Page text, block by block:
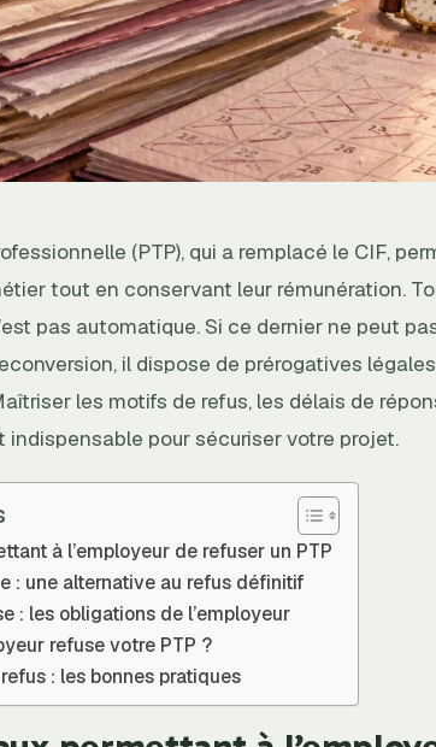
(PTP), qui a remplacé le CIF,
tout en conservant leur rémunération.
pas automatique. Si ce dernier ne peut
il dispose de prérogatives
les motifs de refus, les délais de
pour sécuriser votre projet.
à l’employeur de refuser un PTP
: une alternative au refus définitif
: les obligations de l’employeur
refuse votre PTP ?
: les bonnes pratiques